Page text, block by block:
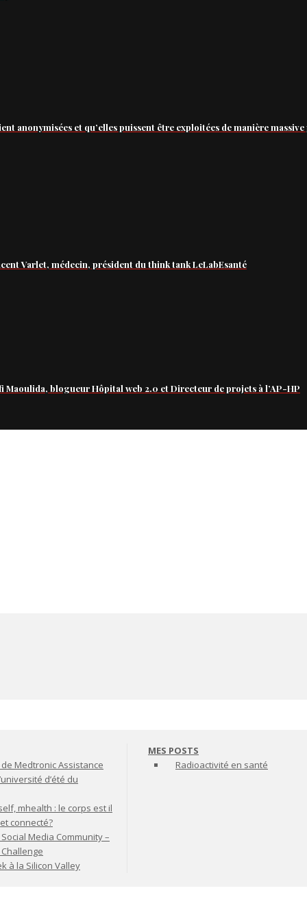
anonymisées et qu’elles puissent être exploitées de manière
Varlet, médecin, président du think tank LeLabEsanté
blogueur Hôpital web 2.0 et Directeur de projets à l’AP-HP
Medtronic Assistance
d’été du
mhealth : le corps est il
connecté?
Media Community –
à la Silicon Valley
MES POSTS
Radioactivité en santé